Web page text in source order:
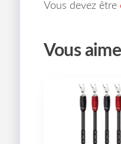
Vous devez être
Vous